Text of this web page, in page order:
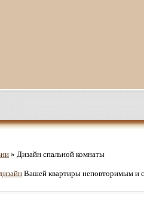
» Дизайн спальной комнаты
дизайн Вашей квартиры неповторимым и